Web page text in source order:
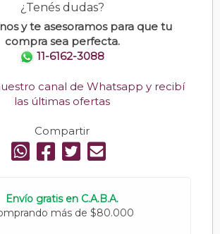
¿Tenés dudas?
y te asesoramos para que tu
compra sea perfecta.
11-6162-3088
canal de Whatsapp y recibí
las últimas ofertas
Compartir
Envío gratis en C.A.B.A.
más de $80.000